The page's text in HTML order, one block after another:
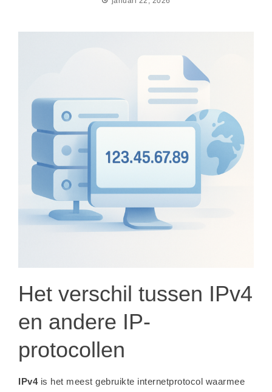
Het verschil tussen IPv4
en andere IP-
protocollen
IPv4is het meest gebruikte internetprotocol waarmee